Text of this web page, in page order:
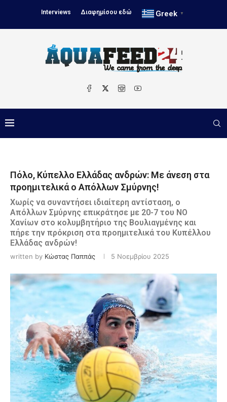
Interviews Διαφημίσου εδώ Greek ▼
Πόλο, Κύπελλο Ελλάδας ανδρών: Με άνεση στα
προημιτελικά ο Απόλλων Σμύρνης!
Χωρίς να συναντήσει ιδιαίτερη αντίσταση, ο
Απόλλων Σμύρνης επικράτησε με 20-7 του ΝΟ
Χανίων στο κολυμβητήριο της Βουλιαγμένης και
πήρε την πρόκριση στα προημιτελικά του Κυπέλλου
Ελλάδας ανδρών!
written by Κώστας Παππάς 5 Νοεμβρίου 2025